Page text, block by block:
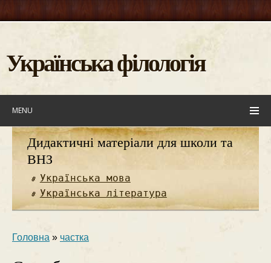
Українська філологія
MENU
Дидактичні матеріали для школи та
ВНЗ
Українська мова
Українська література
Головна » частка